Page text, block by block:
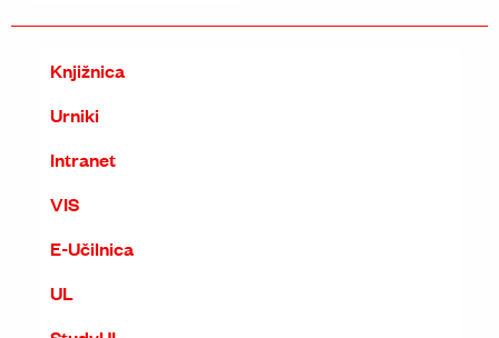
Knjižnica
Urniki
Intranet
VIS
E-Učilnica
UL